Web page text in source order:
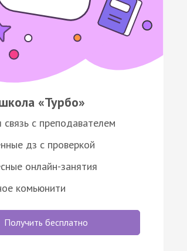
«Турбо»
с преподавателем
дз с проверкой
онлайн-занятия
комьюнити
Получить бесплатно